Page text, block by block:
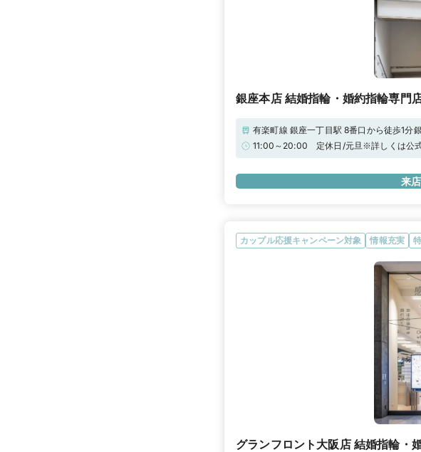
銀座本店 結婚指輪・婚約指輪専門
有楽町線 銀座一丁目駅 8番口から徒歩1分
口から徒歩6分
11:00～20:00 定休日/元旦※詳しくは公式
来
カップル応援キャンペーン対象 情報充実
グランフロント大阪店 結婚指輪・